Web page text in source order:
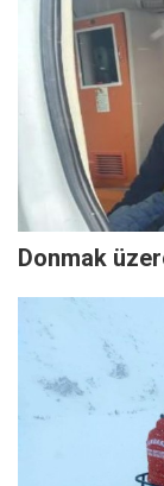
Donmak